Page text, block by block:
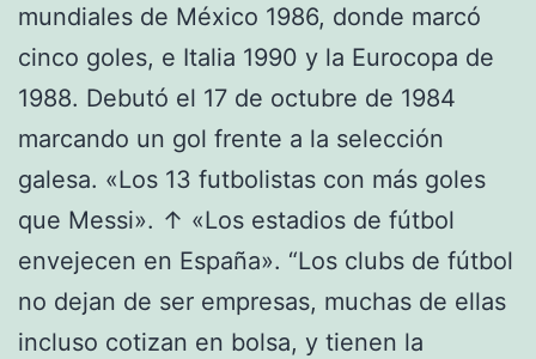
mundiales de México 1986, donde marcó
cinco goles, e Italia 1990 y la Eurocopa de
1988. Debutó el 17 de octubre de 1984
marcando un gol frente a la selección
galesa. «Los 13 futbolistas con más goles
que Messi». ↑ «Los estadios de fútbol
envejecen en España». “Los clubs de fútbol
no dejan de ser empresas, muchas de ellas
incluso cotizan en bolsa, y tienen la